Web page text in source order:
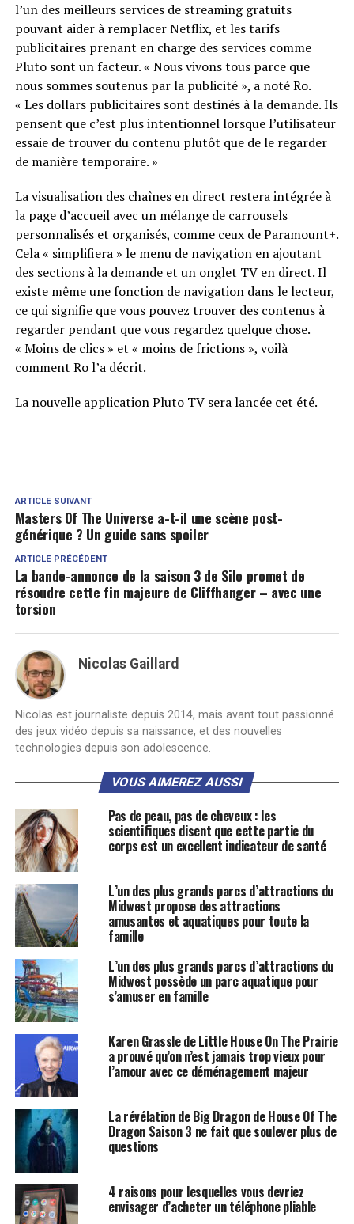
l’un des meilleurs services de streaming gratuits
pouvant aider à remplacer Netflix, et les tarifs
publicitaires prenant en charge des services comme
Pluto sont un facteur. « Nous vivons tous parce que
nous sommes soutenus par la publicité », a noté Ro.
« Les dollars publicitaires sont destinés à la demande. Ils
pensent que c’est plus intentionnel lorsque l’utilisateur
essaie de trouver du contenu plutôt que de le regarder
de manière temporaire. »
La visualisation des chaînes en direct restera intégrée à
la page d’accueil avec un mélange de carrousels
personnalisés et organisés, comme ceux de Paramount+.
Cela « simplifiera » le menu de navigation en ajoutant
des sections à la demande et un onglet TV en direct. Il
existe même une fonction de navigation dans le lecteur,
ce qui signifie que vous pouvez trouver des contenus à
regarder pendant que vous regardez quelque chose.
« Moins de clics » et « moins de frictions », voilà
comment Ro l’a décrit.
La nouvelle application Pluto TV sera lancée cet été.
ARTICLE SUIVANT
Masters Of The Universe a-t-il une scène post-
générique ? Un guide sans spoiler
ARTICLE PRÉCÉDENT
La bande-annonce de la saison 3 de Silo promet de
résoudre cette fin majeure de Cliffhanger – avec une
torsion
Nicolas Gaillard
Nicolas est journaliste depuis 2014, mais avant tout passionné
des jeux vidéo depuis sa naissance, et des nouvelles
technologies depuis son adolescence.
VOUS AIMEREZ AUSSI
Pas de peau, pas de cheveux : les
scientifiques disent que cette partie du
corps est un excellent indicateur de santé
L’un des plus grands parcs d’attractions du
Midwest propose des attractions
amusantes et aquatiques pour toute la
famille
L’un des plus grands parcs d’attractions du
Midwest possède un parc aquatique pour
s’amuser en famille
Karen Grassle de Little House On The Prairie
a prouvé qu’on n’est jamais trop vieux pour
l’amour avec ce déménagement majeur
La révélation de Big Dragon de House Of The
Dragon Saison 3 ne fait que soulever plus de
questions
4 raisons pour lesquelles vous devriez
envisager d’acheter un téléphone pliable